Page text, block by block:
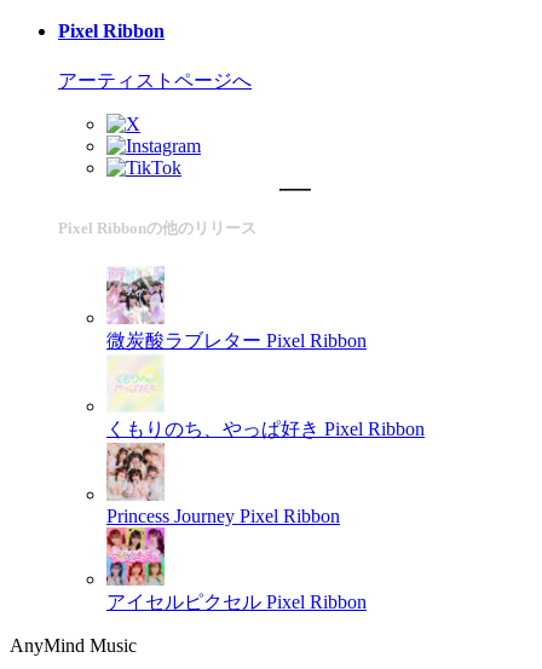
Pixel Ribbon
アーティストページへ
Pixel Ribbonの他のリリース
微炭酸ラブレター Pixel Ribbon
くもりのち、やっぱ好き Pixel Ribbon
Princess Journey Pixel Ribbon
アイセルピクセル Pixel Ribbon
AnyMind Music